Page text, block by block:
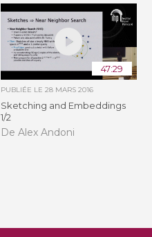
47:29
PUBLIÉE LE 28 MARS 2016
Sketching and Embeddings
1/2
De Alex Andoni